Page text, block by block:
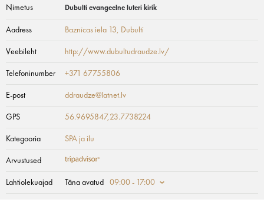
Nimetus Dubulti evangeelne luteri kirik
Aadress Baznīcas iela 13, Dubulti
Veebileht http://www.dubultudraudze.lv/
Telefoninumber +371 67755806
E-post ddraudze@latnet.lv
GPS 56.9695847,23.7738224
Kategooria SPA ja ilu
Arvustused
Lahtiolekuajad Täna avatud 09:00 - 17:00